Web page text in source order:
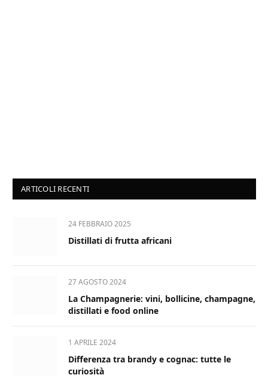
ARTICOLI RECENTI
24 FEBBRAIO 2025
Distillati di frutta africani
27 AGOSTO 2024
La Champagnerie: vini, bollicine, champagne,
distillati e food online
1 APRILE 2024
Differenza tra brandy e cognac: tutte le
curiosità